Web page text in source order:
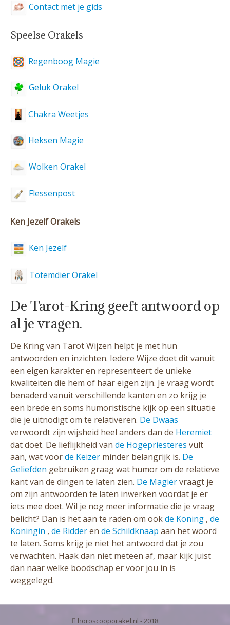
Contact met je gids
Speelse Orakels
Regenboog Magie
Geluk Orakel
Chakra Weetjes
Heksen Magie
Wolken Orakel
Flessenpost
Ken Jezelf Orakels
Ken Jezelf
Totemdier Orakel
De Tarot-Kring geeft antwoord op
al je vragen.
De Kring van Tarot Wijzen helpt je met hun
antwoorden en inzichten. Iedere Wijze doet dit vanuit
een eigen karakter en representeert de unieke
kwaliteiten die hem of haar eigen zijn. Je vraag wordt
benaderd vanuit verschillende kanten en zo krijg je
een brede en soms humoristische kijk op een situatie
die je uitnodigt om te relativeren. De Dwaas
verwoordt zijn wijsheid heel anders dan de Heremiet
dat doet. De lieflijkheid van de Hogepriesteres vult
aan, wat voorde Keizer minder belangrijk is. De
Geliefden gebruiken graag wat humor om de relatieve
kant van de dingen te laten zien. De Magiërvraagt je
om zijn antwoorden te laten inwerken voordat je er
iets mee doet. Wil je nog meer informatie die je vraag
belicht? Dan is het aan te raden om ookde Koning , de
Koningin , de Ridderen de Schildknaap aan het woord
te laten. Soms krijg je niet het antwoord dat je zou
verwachten. Haak dan niet meteen af, maar kijk juist
dan naar welke boodschap er voor jou in is
weggelegd.
horoscooporakel.nl - 2018